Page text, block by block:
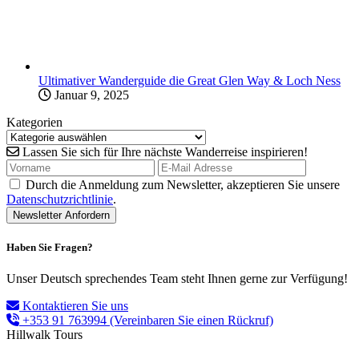
Ultimativer Wanderguide die Great Glen Way & Loch Ness
Januar 9, 2025
Kategorien
Lassen Sie sich für Ihre nächste Wanderreise inspirieren!
Durch die Anmeldung zum Newsletter, akzeptieren Sie unsere
Datenschutzrichtlinie.
Haben Sie Fragen?
Unser Deutsch sprechendes Team steht Ihnen gerne zur Verfügung!
Kontaktieren Sie uns
+353 91 763994 (Vereinbaren Sie einen Rückruf)
Hillwalk Tours